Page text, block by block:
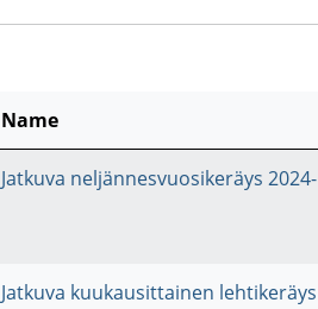
Name
Jatkuva neljännesvuosikeräys 2024-
Jatkuva kuukausittainen lehtikeräys